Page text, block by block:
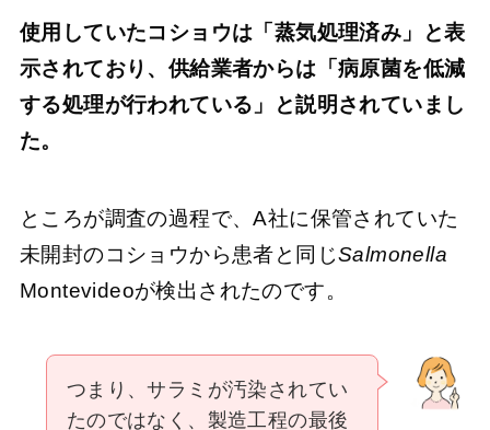
使用していたコショウは「蒸気処理済み」と表
示されており、供給業者からは「病原菌を低減
する処理が行われている」と説明されていまし
た。
ところが調査の過程で、A社に保管されていた
未開封のコショウから患者と同じSalmonella
Montevideoが検出されたのです。
つまり、サラミが汚染されてい
たのではなく、製造工程の最後